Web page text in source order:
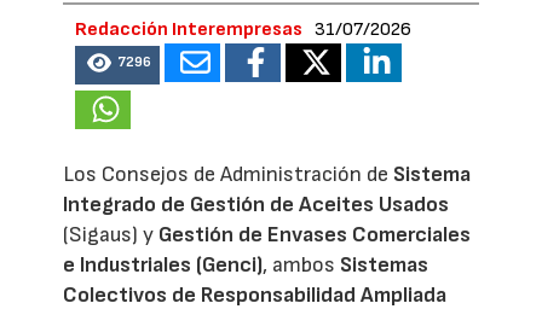
Redacción Interempresas 31/07/2026
7296
Los Consejos de Administración de Sistema
Integrado de Gestión de Aceites Usados
(Sigaus) y Gestión de Envases Comerciales
e Industriales (Genci), ambos Sistemas
Colectivos de Responsabilidad Ampliada